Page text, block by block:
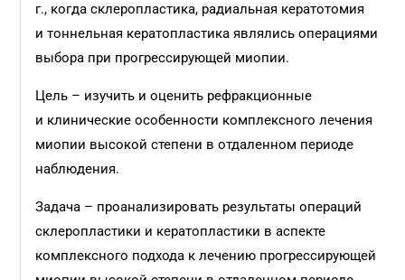
г., когда склеропластика, радиальная кератотомия
и тоннельная кератопластика являлись операциями
выбора при прогрессирующей миопии.
Цель – изучить и оценить рефракционные
и клинические особенности комплексного лечения
миопии высокой степени в отдаленном периоде
наблюдения.
Задача – проанализировать результаты операций
склеропластики и кератопластики в аспекте
комплексного подхода к лечению прогрессирующей